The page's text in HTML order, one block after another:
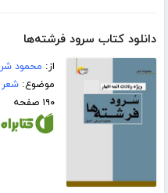
دانلود کتاب سرود فرشته‌ها
از: محمود
موضوع:شعر
۱۹۰ صفحه